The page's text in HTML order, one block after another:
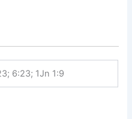
6:23; 1Jn 1:9